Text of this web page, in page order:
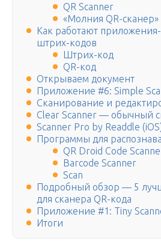
QR Scanner
«Молния QR-сканер»
Как работают
штрих-кодов
Штрих-код
QR-код
Открываем документ
Приложение #6: Simple
Сканирование и
Clear Scanner — обычный
Scanner Pro by Readdle
Программы для
QR Droid Code
Barcode Scanner
Scan
Подробный обзор — 5
для сканера QR-кода
Приложение #1: Tiny
Итоги